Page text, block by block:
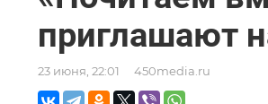
приглашают
23 июня, 22:01 450media.ru